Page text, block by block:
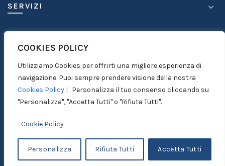
COOKIES POLICY
Utilizziamo Cookies per offrirti una migliore esperienza di
navigazione. Puoi sempre prendere visione della nostra
Cookies Policy | . Personalizza il tuo consenso cliccando su
"Personalizza", "Accetta Tutti" o "Rifiuta Tutti".
Cookie Policy
Personalizza Rifiuta Tutti Accetta Tutti
SERVIZI
COMPETENZE
MEDIA
CONTATTI
© 1999-2026ICC S.r.l. - P. IVA 03950630875 |
Disclaimer |
Privacy Policy | Credits